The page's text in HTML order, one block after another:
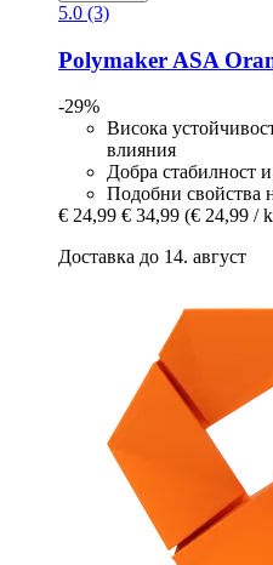
5.0 (3)
Polymaker ASA
-29%
Висока
влияния
Добра стабилност
Подобни свойства
€ 24,99 € 34,99 (€ 24,99 /
Доставка до 14. август